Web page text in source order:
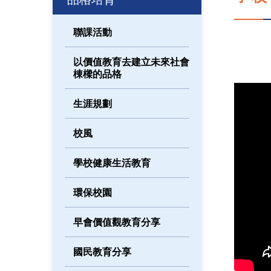
聯課活動
以價值教育去建立未來社會
棟樑的品格
生涯規劃
校風
學校健康生活教育
環保校園
早會價值觀教育分享
國民教育分享